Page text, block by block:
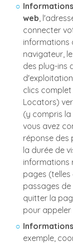
web ,
connecter
informations
navigateur,
des plug-ins
clics complet
Locators)
(y compris
vous avez
réponse des
la durée de
informations
pages (telles
passages de
quitter la
pour appeler
exemple,